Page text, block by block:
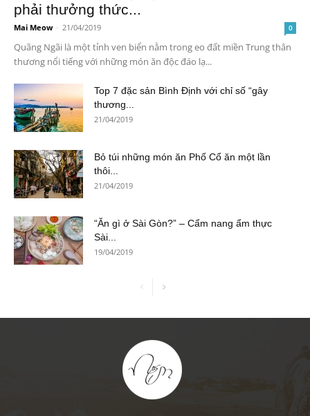
phải thưởng thức...
Mai Meow - 21/04/2019 0
Quãng Ngãi là một tỉnh ven biển nằm trong eo đất miền Trung thân
thương nổi tiếng với những món ăn độc đáo lạ...
Top 7 đặc sản Bình Định với chỉ số “gây
thương...
21/04/2019
Bỏ túi những món ăn Phố Cổ ăn một lần
thôi...
21/04/2019
“Ăn gì ở Sài Gòn?” – Cẩm nang ẩm thực
Sài...
19/04/2019